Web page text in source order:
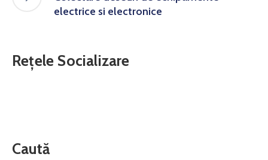
electrice si electronice
Rețele Socializare
Caută